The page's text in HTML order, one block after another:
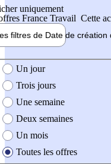
uniquement
France Travail Cette
filtres de Date de création
création de l'offre
Un jour
Trois jours
Une semaine
Deux semaines
Un mois
Toutes les offres